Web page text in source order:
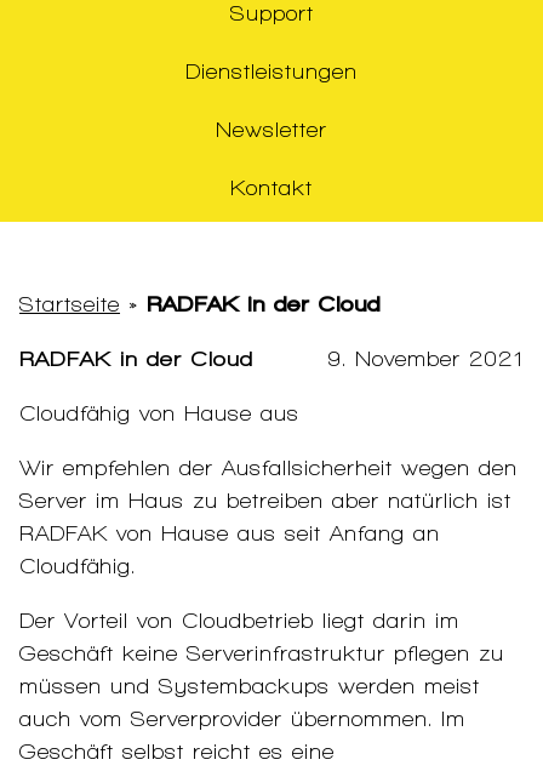
Support
Dienstleistungen
Newsletter
Kontakt
Startseite » RADFAK in der Cloud
9. November 2021
RADFAK in der Cloud
Cloudfähig von Hause aus
Wir empfehlen der Ausfallsicherheit wegen den
Server im Haus zu betreiben aber natürlich ist
RADFAK von Hause aus seit Anfang an
Cloudfähig.
Der Vorteil von Cloudbetrieb liegt darin im
Geschäft keine Serverinfrastruktur pflegen zu
müssen und Systembackups werden meist
auch vom Serverprovider übernommen. Im
Geschäft selbst reicht es eine